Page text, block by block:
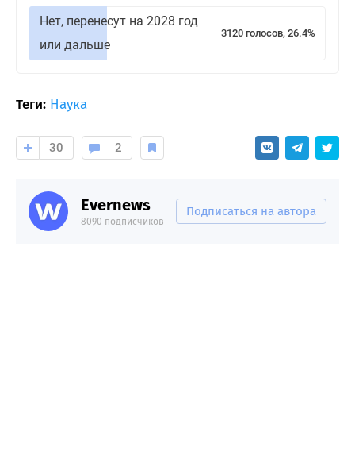
Нет, перенесут на 2028 год
или дальше
3120 голосов, 26.4%
Теги: Наука
30 2
Evernews
8090 подписчиков
Подписаться на автора